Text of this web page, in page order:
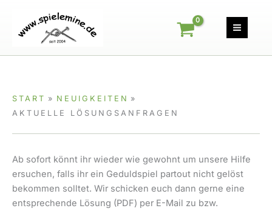
springen
START
NEUIGKEITEN
AKTUELLE LÖSUNGSANFRAGEN
Ab sofort könnt ihr wieder wie gewohnt um unsere Hilfe
ersuchen, falls ihr ein Geduldspiel partout nicht gelöst
bekommen solltet. Wir schicken euch dann gerne eine
entsprechende Lösung (PDF) per E-Mail zu bzw.